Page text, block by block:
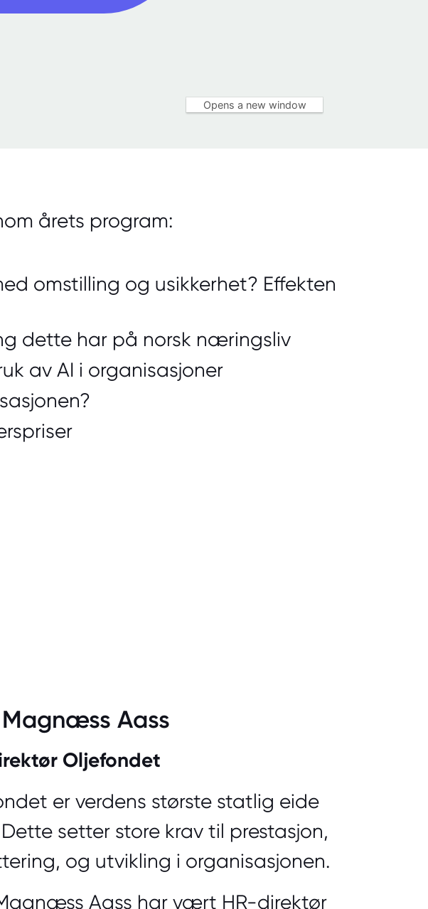
Opens a new window
årets program:
omstilling og usikkerhet? Effekten
dette har på norsk næringsliv
av AI i organisasjoner
Aass
Oljefondet
er verdens største statlig eide
setter store krav til prestasjon,
og utvikling i organisasjonen.
Aass har vært HR-direktør